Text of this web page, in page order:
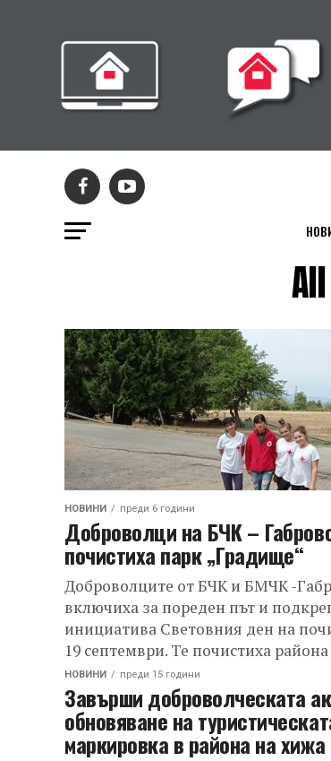
НОВИНИ преди 6 години
Доброволци на БЧК –
почистиха парк „Градище“
Доброволците от БЧК и БМЧК -
включиха за пореден път и
инициатива Световния ден на
19 септември. Те почистиха
НОВИНИ преди 15 години
Завърши доброволческата
обновяване на
маркировка в района на хижа